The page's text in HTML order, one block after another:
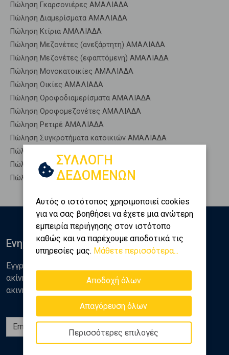
Πώληση Γκαρσονιέρες ΑΜΑΛΙΑΔΑ
Πώληση Διαμερίσματα ΑΜΑΛΙΑΔΑ
Πώληση Κτίρια ΑΜΑΛΙΑΔΑ
Πώληση Μεζονέτες (ανεξάρτητη) ΑΜΑΛΙΑΔΑ
Πώληση Μεζονέτες (εφαπτόμενη) ΑΜΑΛΙΑΔΑ
Πώληση Μονοκατοικίες ΑΜΑΛΙΑΔΑ
Πώληση Οικίες ΑΜΑΛΙΑΔΑ
Πώληση Οροφοδιαμερίσματα ΑΜΑΛΙΑΔΑ
Πώληση Οροφομεζονέτες ΑΜΑΛΙΑΔΑ
Πώληση Ρετιρέ ΑΜΑΛΙΑΔΑ
Πώληση Συγκροτήματα κατοικιών ΑΜΑΛΙΑΔΑ
Πώληση Υπόγεια ΑΜΑΛΙΑΔΑ
Πώληση Υπόσκαφα ΑΜΑΛΙΑΔΑ
Πώληση Υπολ. υψουν ΑΜΑΛΙΑΔΑ
ΣΥΛΛΟΓΗ
ΔΕΔΟΜΕΝΩΝ
Αυτός ο ιστότοπος χρησιμοποιεί cookies
για να σας βοηθήσει να έχετε μια ανώτερη
εμπειρία περιήγησης στον ιστότοπο
καθώς και να παρέχουμε αποδοτικά τις
υπηρεσίες μας. Μάθετε περισσότερα...
Αποδοχή όλων
Απαγόρευση όλων
Περισσότερες επιλογές
Ενημερωθείτε
Εγγραφείτε στο newsletter της Golden Home για νέα
ακίνητα, αναλύσεις και διάφορα θέματα της αγοράς
ακινήτων